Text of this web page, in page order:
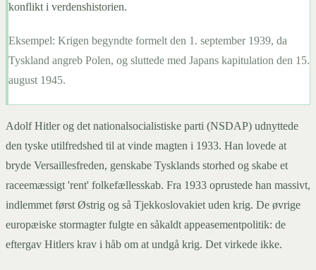
konflikt i verdenshistorien.
Eksempel: Krigen begyndte formelt den 1. september 1939, da
Tyskland angreb Polen, og sluttede med Japans kapitulation den 15.
august 1945.
Adolf Hitler og det nationalsocialistiske parti (NSDAP) udnyttede
den tyske utilfredshed til at vinde magten i 1933. Han lovede at
bryde Versaillesfreden, genskabe Tysklands storhed og skabe et
raceemæssigt 'rent' folkefællesskab. Fra 1933 oprustede han massivt,
indlemmet først Østrig og så Tjekkoslovakiet uden krig. De øvrige
europæiske stormagter fulgte en såkaldt appeasementpolitik: de
eftergav Hitlers krav i håb om at undgå krig. Det virkede ikke.